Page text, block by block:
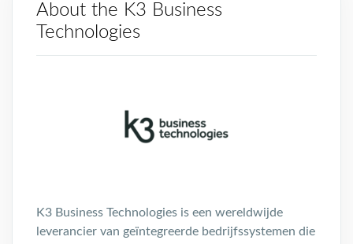
About the K3 Business
Technologies
K3 Business Technologies is een wereldwijde
leverancier van geïntegreerde bedrijfssystemen die